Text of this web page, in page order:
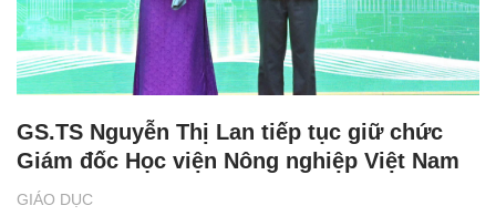
GIÁO DỤC
GS.TS Nguyễn Thị Lan tiếp tục giữ chức
Giám đốc Học viện Nông nghiệp Việt Nam